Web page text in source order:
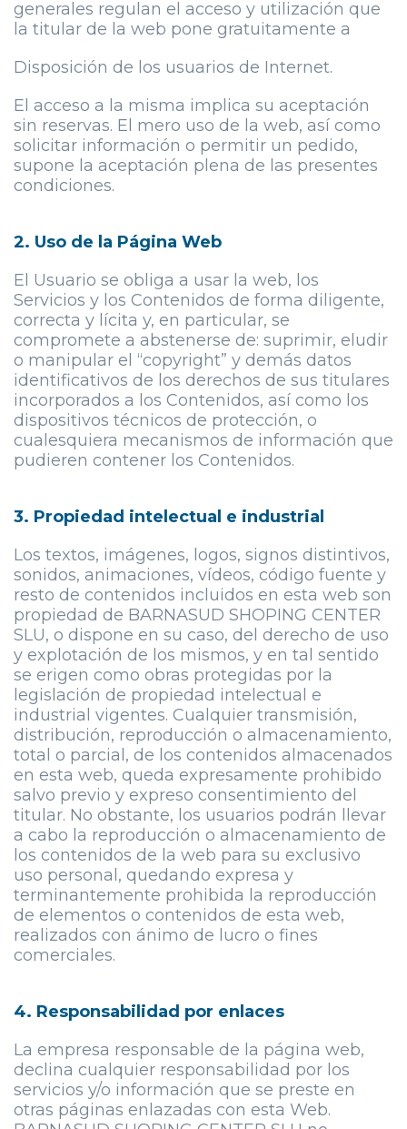
generales regulan el acceso y utilización que
la titular de la web pone gratuitamente a
Disposición de los usuarios de Internet.
El acceso a la misma implica su aceptación
sin reservas. El mero uso de la web, así como
solicitar información o permitir un pedido,
supone la aceptación plena de las presentes
condiciones.
2. Uso de la Página Web
El Usuario se obliga a usar la web, los
Servicios y los Contenidos de forma diligente,
correcta y lícita y, en particular, se
compromete a abstenerse de: suprimir, eludir
o manipular el “copyright” y demás datos
identificativos de los derechos de sus titulares
incorporados a los Contenidos, así como los
dispositivos técnicos de protección, o
cualesquiera mecanismos de información que
pudieren contener los Contenidos.
3. Propiedad intelectual e industrial
Los textos, imágenes, logos, signos distintivos,
sonidos, animaciones, vídeos, código fuente y
resto de contenidos incluidos en esta web son
propiedad de BARNASUD SHOPING CENTER
SLU, o dispone en su caso, del derecho de uso
y explotación de los mismos, y en tal sentido
se erigen como obras protegidas por la
legislación de propiedad intelectual e
industrial vigentes. Cualquier transmisión,
distribución, reproducción o almacenamiento,
total o parcial, de los contenidos almacenados
en esta web, queda expresamente prohibido
salvo previo y expreso consentimiento del
titular. No obstante, los usuarios podrán llevar
a cabo la reproducción o almacenamiento de
los contenidos de la web para su exclusivo
uso personal, quedando expresa y
terminantemente prohibida la reproducción
de elementos o contenidos de esta web,
realizados con ánimo de lucro o fines
comerciales.
4. Responsabilidad por enlaces
La empresa responsable de la página web,
declina cualquier responsabilidad por los
servicios y/o información que se preste en
otras páginas enlazadas con esta Web.